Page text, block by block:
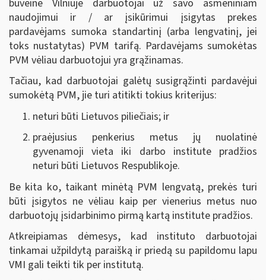
buveine Vilniuje darbuotojai už savo asmeniniam
naudojimui ir / ar įsikūrimui įsigytas prekes
pardavėjams sumoka standartinį (arba lengvatinį, jei
toks nustatytas) PVM tarifą. Pardavėjams sumokėtas
PVM vėliau darbuotojui yra grąžinamas.
Tačiau, kad darbuotojai galėtų susigrąžinti pardavėjui
sumokėtą PVM, jie turi atitikti tokius kriterijus:
neturi būti Lietuvos piliečiais; ir
praėjusius penkerius metus jų nuolatinė
gyvenamoji vieta iki darbo institute pradžios
neturi būti Lietuvos Respublikoje.
Be kita ko, taikant minėtą PVM lengvatą, prekės turi
būti įsigytos ne vėliau kaip per vienerius metus nuo
darbuotojų įsidarbinimo pirmą kartą institute pradžios.
Atkreipiamas dėmesys, kad instituto darbuotojai
tinkamai užpildytą paraišką ir priedą su papildomu lapu
VMI gali teikti tik per institutą.